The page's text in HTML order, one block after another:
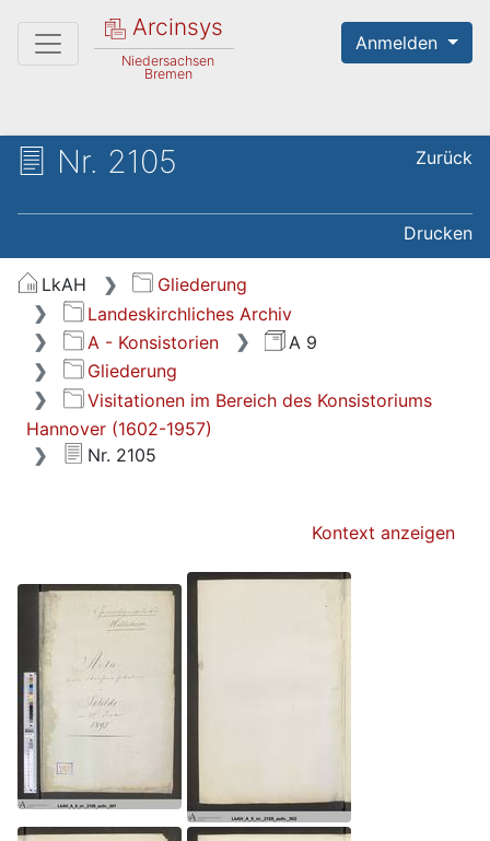
Arcinsys
Niedersachsen
Bremen
Anmelden
Nr. 2105 Zurück
Drucken
LkAH
Gliederung
Landeskirchliches Archiv
A - Konsistorien
A 9
Gliederung
Visitationen im Bereich des Konsistoriums
Hannover (1602-1957)
Nr. 2105
Kontext anzeigen